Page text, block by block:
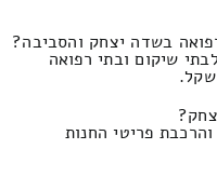
בשדה יצחק והסביבה?
שיקום ובתי רפואה
פריטי החנות